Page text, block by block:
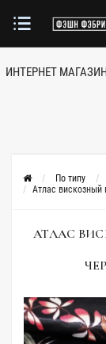
ИНТЕРНЕТ
По типу
Атлас вискозный
АТЛАС